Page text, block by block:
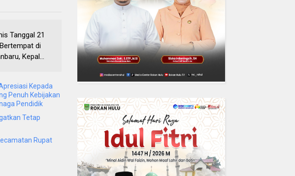
Tanggal 21
di
Kepal...
Kepada
Penuh Kebijakan
Pendidik
Tetap
Rupat